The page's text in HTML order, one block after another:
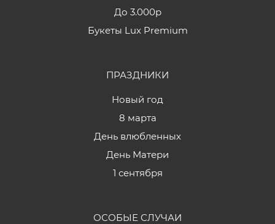
До 3.000р
Букеты Lux Premium
ПРАЗДНИКИ
Новый год
8 марта
День влюбленных
День Матери
1 сентября
ОСОБЫЕ СЛУЧАИ